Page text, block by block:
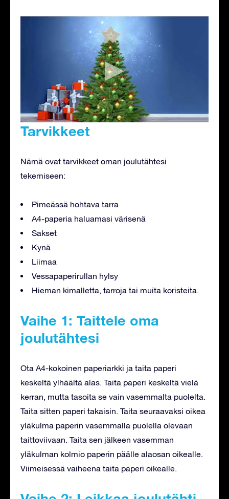
Tarvikkeet
Nämä ovat tarvikkeet oman joulutähtesi
tekemiseen:
Pimeässä hohtava tarra
A4-paperia haluamasi värisenä
Sakset
Kynä
Liimaa
Vessapaperirullan hylsy
Hieman kimalletta, tarroja tai muita koristeita.
Vaihe 1: Taittele oma
joulutähtesi
Ota A4-kokoinen paperiarkki ja taita paperi
keskeltä ylhäältä alas. Taita paperi keskeltä vielä
kerran, mutta tasoita se vain vasemmalta puolelta.
Taita sitten paperi takaisin. Taita seuraavaksi oikea
yläkulma paperin vasemmalla puolella olevaan
taittoviivaan. Taita sen jälkeen vasemman
yläkulman kolmio paperin päälle alaosan oikealle.
Viimeisessä vaiheena taita paperi oikealle.